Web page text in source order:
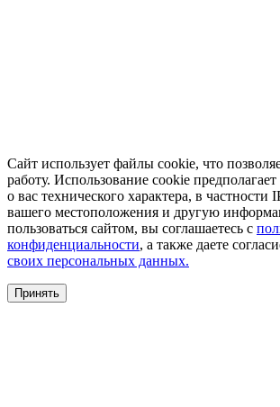
Сайт использует файлы cookie, что
работу. Использование cookie
о вас технического характера, в частности
вашего местоположения и другую
пользоваться сайтом, вы соглашаетесь с
конфиденциальности, а также даете
своих персональных данных.
Принять